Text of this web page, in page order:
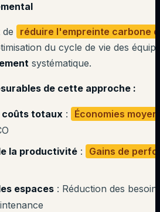
réduire l'empreinte carbone
du cycle de vie des
systématique.
de cette approche :
coûts totaux :
Économies
la productivité :
Gains de
espaces : Réduction des